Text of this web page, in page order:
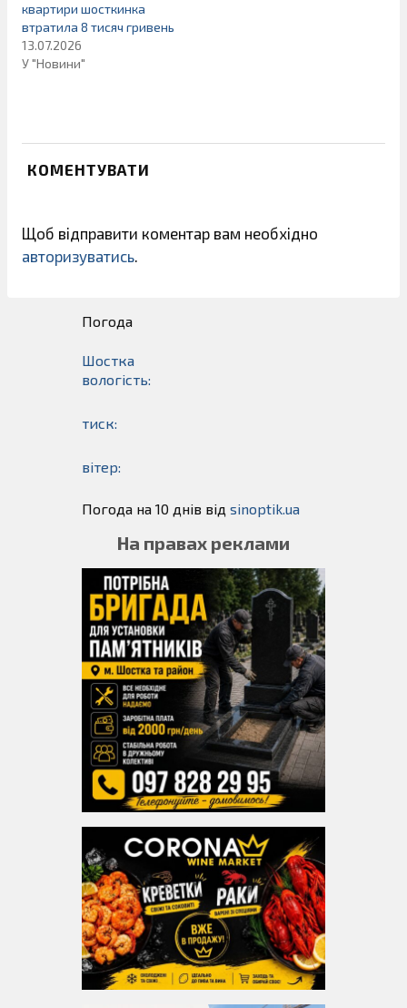
квартири шосткинка
втратила 8 тисяч гривень
13.07.2026
У "Новини"
КОМЕНТУВАТИ
Щоб відправити коментар вам необхідно
авторизуватись.
Погода
Шостка
вологість:
тиск:
вітер:
Погода на 10 днів від sinoptik.ua
На правах реклами